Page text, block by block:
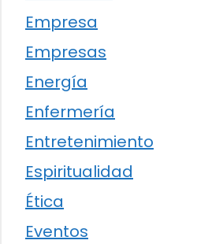
Empresa
Empresas
Energía
Enfermería
Entretenimiento
Espiritualidad
Ética
Eventos